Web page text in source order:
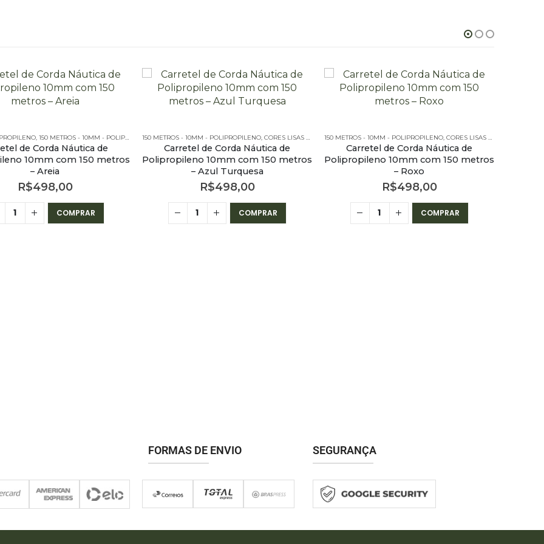
, 150 METROS - 10MM - POLIPROPILENO ,CORDA NÁUTICA REDONDA,CORES LISAS REDONDA - 150 METROS - 10MM
de Corda Náutica de
10mm com 150 metros
– Areia
R$498,00
COMPRAR
150 METROS - 10MM - POLIPROPILENO, CORES LISAS REDONDA - 150 METROS - 10MM
Carretel de Corda Náutica de
Polipropileno 10mm com 150 metros
– Azul Turquesa
R$498,00
COMPRAR
150 METROS - 10MM - POLIPROPILENO, CORES LISAS REDONDA - 150 METROS - 10MM
Carretel de Corda Náutica de
Polipropileno 10mm com 150 metros
– Roxo
R$498,00
COMPRAR
FORMAS DE ENVIO SEGURANÇA